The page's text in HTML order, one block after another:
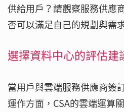
供給用戶？請觀察服務供應
否可以滿足自己的規劃與需
選擇資料中心的評估建
當用戶與雲端服務供應商簽
運作方面，CSA的雲端運算